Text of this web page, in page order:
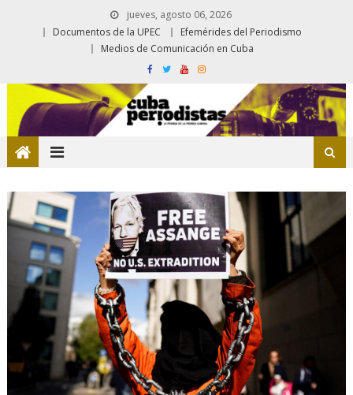
jueves, agosto 06, 2026
Documentos de la UPEC
Efemérides del Periodismo
Medios de Comunicación en Cuba